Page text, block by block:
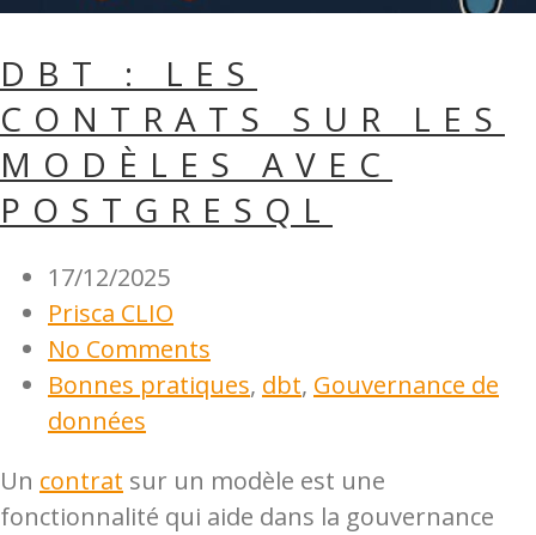
DBT : LES
CONTRATS SUR LES
MODÈLES AVEC
POSTGRESQL
17/12/2025
Prisca CLIO
No Comments
Bonnes pratiques, dbt, Gouvernance de
données
Un contrat sur un modèle est une
fonctionnalité qui aide dans la gouvernance